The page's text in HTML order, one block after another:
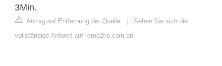
3Min.
Antrag auf Entfernung der Quelle | Sehen Sie sich die
vollständige Antwort auf rome2rio.com an